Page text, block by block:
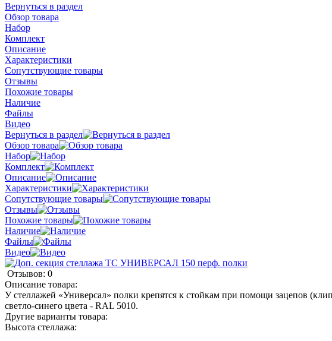
Вернуться в раздел
Обзор товара
Набор
Комплект
Описание
Характеристики
Сопутствующие товары
Отзывы
Похожие товары
Наличие
Файлы
Видео
Вернуться в раздел
Обзор товара
Набор
Комплект
Описание
Характеристики
Сопутствующие товары
Отзывы
Похожие товары
Наличие
Файлы
Видео
Отзывов: 0
Описание товара:
У стеллажей «Универсал» полки крепятся к стойкам при помощи зацепов
светло-синего цвета - RAL 5010.
Другие варианты товара:
Высота стеллажа: